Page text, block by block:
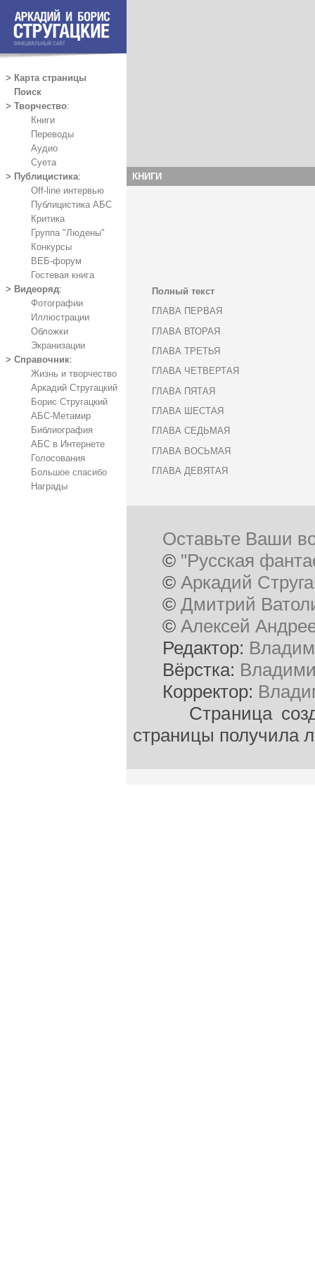
> Карта страницы
Поиск
> Творчество:
Книги
Переводы
Аудио
Суета
> Публицистика:
Off-line интервью
Публицистика АБС
Критика
Группа "Людены"
Конкурсы
ВЕБ-форум
Гостевая книга
> Видеоряд:
Фотографии
Иллюстрации
Обложки
Экранизации
> Справочник:
Жизнь и творчество
Аркадий Стругацкий
Борис Стругацкий
АБС-Метамир
Библиография
АБС в Интернете
Голосования
Большое спасибо
Награды
КНИГИ
Полный текст
ГЛАВА ПЕРВАЯ
ГЛАВА ВТОРАЯ
ГЛАВА ТРЕТЬЯ
ГЛАВА ЧЕТВЕРТАЯ
ГЛАВА ПЯТАЯ
ГЛАВА ШЕСТАЯ
ГЛАВА СЕДЬМАЯ
ГЛАВА ВОСЬМАЯ
ГЛАВА ДЕВЯТАЯ
Оставьте Ваши
© "Русская
© Аркадий
© Дмитрий
© Алексей
Редактор:
Вёрстка:
Корректор:
Страница
страницы получила